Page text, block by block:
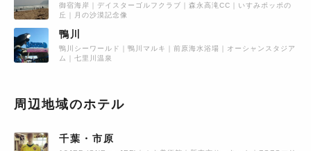
御宿海岸 デイスターゴルフクラブ 森永高滝CC
いすみポッポの
丘
月の沙漠記念像
鴨川
鴨川シーワールド 鴨川マルキ 前原海水浴場
オーシャンスタジア
ム
七里川温泉
周辺地域のホテル
千葉・市原